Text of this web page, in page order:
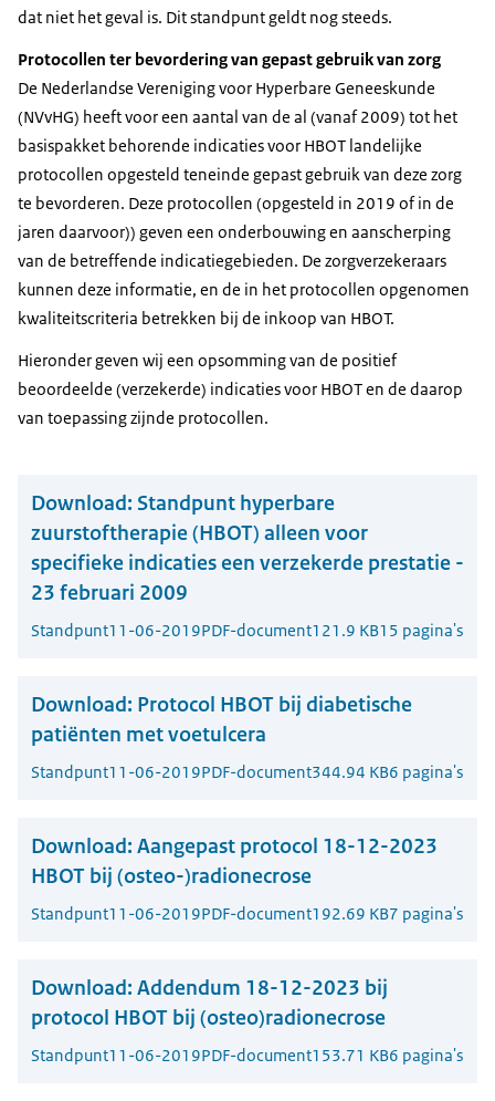
dat niet het geval is. Dit standpunt geldt nog steeds.
Protocollen ter bevordering van gepast gebruik van zorg
De Nederlandse Vereniging voor Hyperbare Geneeskunde
(NVvHG) heeft voor een aantal van de al (vanaf 2009) tot het
basispakket behorende indicaties voor HBOT landelijke
protocollen opgesteld teneinde gepast gebruik van deze zorg
te bevorderen. Deze protocollen (opgesteld in 2019 of in de
jaren daarvoor)) geven een onderbouwing en aanscherping
van de betreffende indicatiegebieden. De zorgverzekeraars
kunnen deze informatie, en de in het protocollen opgenomen
kwaliteitscriteria betrekken bij de inkoop van HBOT.
Hieronder geven wij een opsomming van de positief
beoordeelde (verzekerde) indicaties voor HBOT en de daarop
van toepassing zijnde protocollen.
Download: Standpunt hyperbare
zuurstoftherapie (HBOT) alleen voor
specifieke indicaties een verzekerde prestatie -
23 februari 2009
Standpunt11-06-2019PDF-document121.9 KB15 pagina's
Download: Protocol HBOT bij diabetische
patiënten met voetulcera
Standpunt11-06-2019PDF-document344.94 KB6 pagina's
Download: Aangepast protocol 18-12-2023
HBOT bij (osteo-)radionecrose
Standpunt11-06-2019PDF-document192.69 KB7 pagina's
Download: Addendum 18-12-2023 bij
protocol HBOT bij (osteo)radionecrose
Standpunt11-06-2019PDF-document153.71 KB6 pagina's